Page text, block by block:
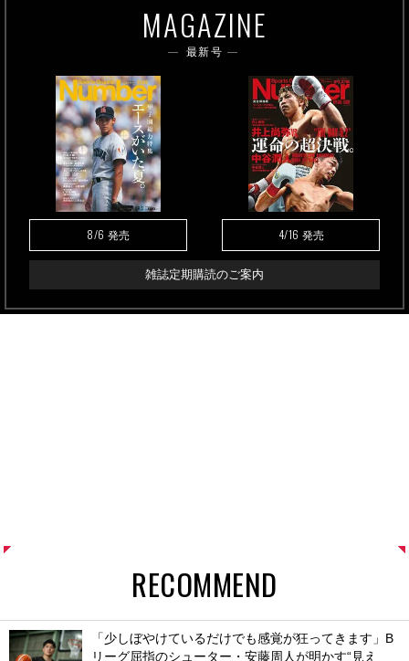
MAGAZINE
最新号
8/6 発売 4/16 発売
雑誌定期購読のご案内
RECOMMEND
「少しぼやけているだけでも感覚が狂ってきます」B
リーグ屈指のシューター・安藤周人が明かす“見え